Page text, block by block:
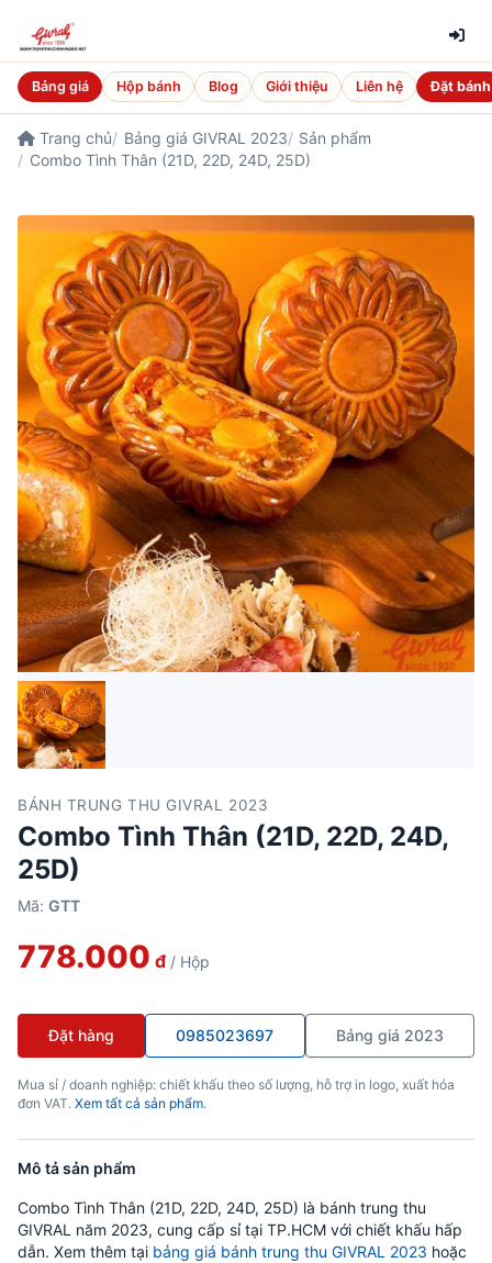
Bảng giá Hộp bánh Blog Giới thiệu Liên hệ Đặt bánh
Trang chủ Bảng giá GIVRAL 2023
Sản phẩm
Combo Tình Thân (21D, 22D, 24D, 25D)
BÁNH TRUNG THU GIVRAL 2023
Combo Tình Thân (21D, 22D, 24D,
25D)
Mã: GTT
778.000 đ / Hộp
Đặt hàng 0985023697 Bảng giá 2023
Mua sỉ / doanh nghiệp: chiết khấu theo số lượng, hỗ trợ in logo, xuất hóa
đơn VAT. Xem tất cả sản phẩm.
Mô tả sản phẩm
Combo Tình Thân (21D, 22D, 24D, 25D) là bánh trung thu
GIVRAL năm 2023, cung cấp sỉ tại TP.HCM với chiết khấu hấp
dẫn. Xem thêm tại bảng giá bánh trung thu GIVRAL 2023 hoặc